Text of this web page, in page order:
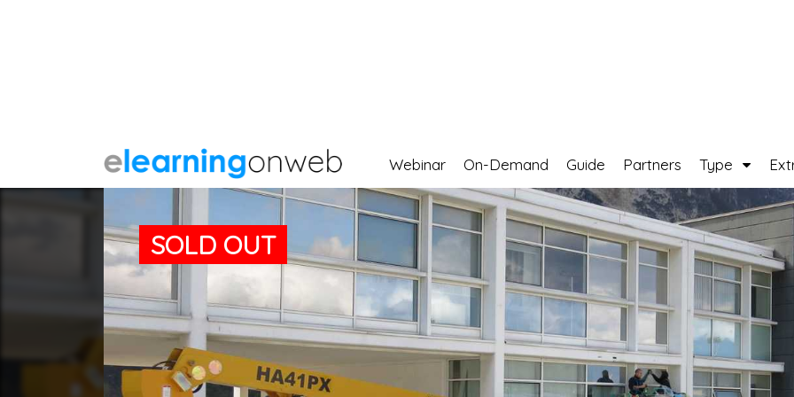
Webinar On-Demand Guide Partners Type
SOLD OUT